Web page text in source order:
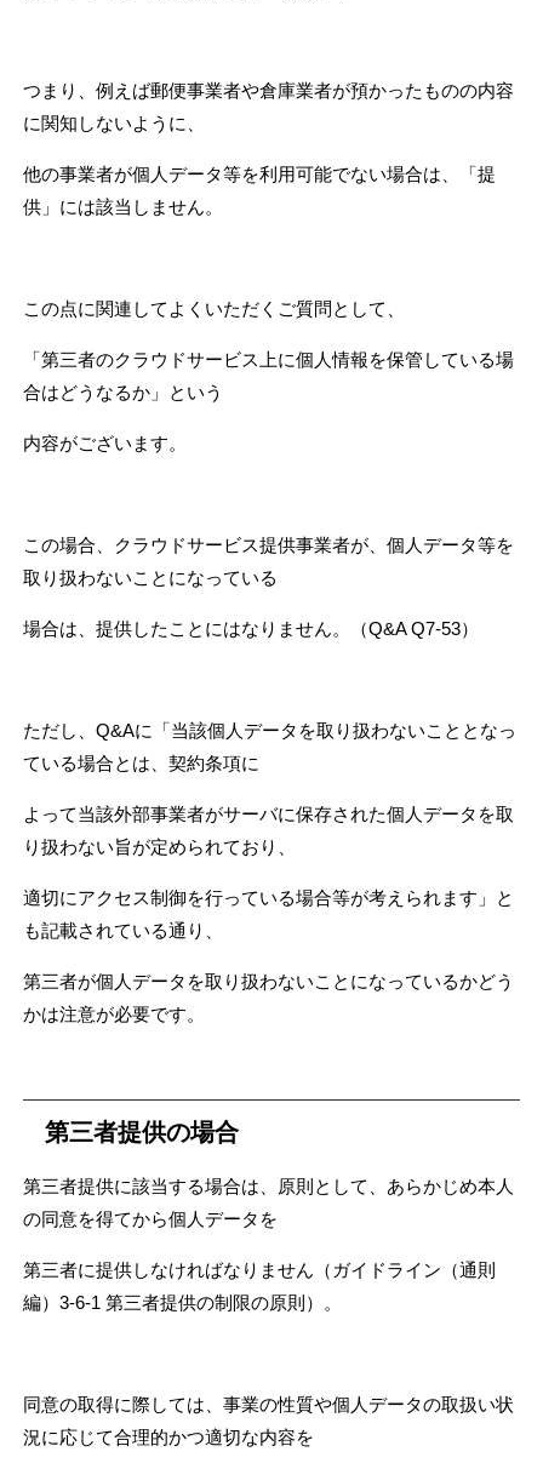
つまり、例えば郵便事業者や倉庫業者が預かったものの内容
に関知しないように、
他の事業者が個人データ等を利用可能でない場合は、「提
供」には該当しません。
この点に関連してよくいただくご質問として、
「第三者のクラウドサービス上に個人情報を保管している場
合はどうなるか」という
内容がございます。
この場合、クラウドサービス提供事業者が、個人データ等を
取り扱わないことになっている
場合は、提供したことにはなりません。（Q&A Q7-53）
ただし、Q&Aに「当該個人データを取り扱わないこととなっ
ている場合とは、 契約条項に
よって当該外部事業者がサーバに保存された個人データを取
り扱わない旨が定められており、
適切にアクセス制御を行っている場合等が考えられます」と
も記載されている通り、
第三者が個人 データを取り扱わないことになっているかどう
かは注意が必要です。
第三者提供の場合
第三者提供に該当する場合は、原則として、あらかじめ本人
の同意を得てから個人データを
第三者に提供しなければなりません（ガイドライン（通則
編）3-6-1 第三者提供の制限の原則）。
同意の取得に際しては、事業の性質や個人データの取扱い状
況に応じて合理的かつ適切な内容を